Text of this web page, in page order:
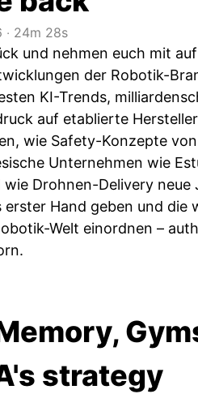
‧ 24m 28s
und nehmen euch mit
der Robotik-
KI-Trends,
auf etablierte
wie Safety-Konzepte
Unternehmen wie
wie Drohnen-Delivery
erster Hand geben und
Welt einordnen –
strategy